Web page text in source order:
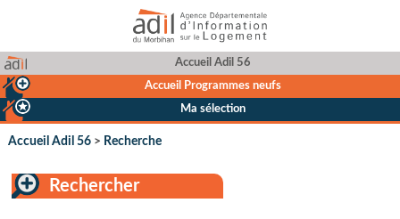
Accueil Adil 56
Accueil Programmes neufs
Ma sélection
Accueil Adil 56> Recherche
Rechercher